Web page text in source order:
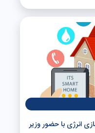
نیز قادر به
مهاجمان می‌توانند تا
به راحتی به سیستم‌ها
یا ایجاد اختلال
تهدیدات را به ی چالش
و آن را به کابوس این
است.
انرژی با حضور وزیر